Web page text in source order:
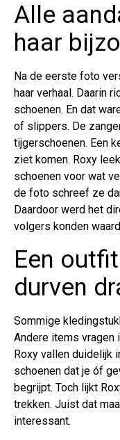
Alle
haar
Na de eerste foto
haar verhaal. Daarin
schoenen. En dat
of slippers. De
tijgerschoenen. Een
ziet komen. Roxy
schoenen voor wat
de foto schreef ze
Daardoor werd het
volgers konden
Een
durven
Sommige
Andere items vragen
Roxy vallen duidelijk
schoenen dat je óf
begrijpt. Toch lijkt
trekken. Juist dat
interessant.